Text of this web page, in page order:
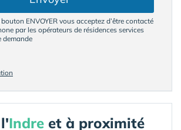
ENVOYER vous acceptez d’être contacté
par les opérateurs de résidences services
demande
Indre et à proximité